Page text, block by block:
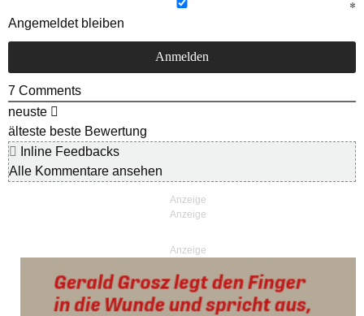
Angemeldet bleiben
7 Comments
neuste
älteste beste Bewertung
Inline Feedbacks
Alle Kommentare ansehen
Anzeige